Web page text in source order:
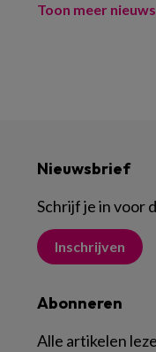
Toon meer nieuws
Nieuwsbrief
Schrijf je in voor
Inschrijven
Abonneren
Alle artikelen